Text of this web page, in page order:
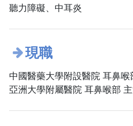
聽力障礙、中耳炎
現職
中國醫藥大學附設醫院 耳鼻
亞洲大學附屬醫院 耳鼻喉部